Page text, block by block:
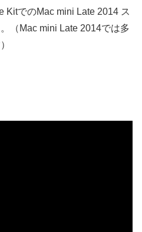
でのMac mini Late 2014 ス
（Mac mini Late 2014では多